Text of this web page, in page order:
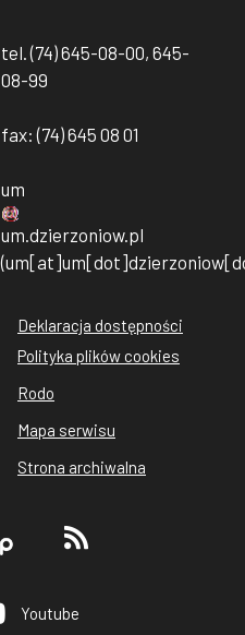
tel. (74) 645-08-00, 645-
08-99
fax: (74) 645 08 01
um
um dzierzoniow. pl
Stopka
rodo
cookies
Deklaracja dostępności
Polityka plików cookies
Rodo
Mapa serwisu
Strona archiwalna
Youtube